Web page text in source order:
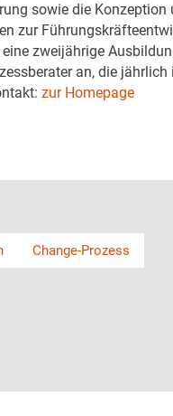
sowie die Konzeption
zur
zweijährige
an, die jährlich
zur Homepage
Change-Prozess